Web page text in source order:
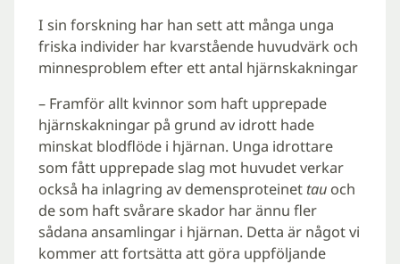
I sin forskning har han sett att många unga
friska individer har kvarstående huvudvärk och
minnesproblem efter ett antal hjärnskakningar
– Framför allt kvinnor som haft upprepade
hjärnskakningar på grund av idrott hade
minskat blodflöde i hjärnan. Unga idrottare
som fått upprepade slag mot huvudet verkar
också ha inlagring av demensproteinet tauoch
de som haft svårare skador har ännu fler
sådana ansamlingar i hjärnan. Detta är något vi
kommer att fortsätta att göra uppföljande